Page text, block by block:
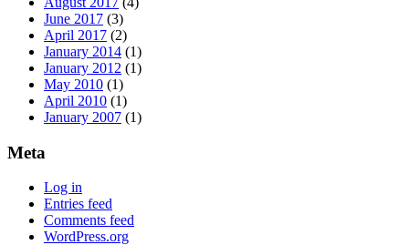
June 2017 (3)
April 2017 (2)
January 2014 (1)
January 2012 (1)
May 2010 (1)
April 2010 (1)
January 2007 (1)
Meta
Log in
Entries feed
Comments feed
WordPress.org